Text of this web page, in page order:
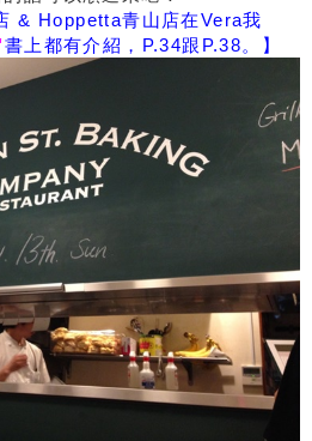
& Hoppetta青山店在Vera我
書上都有介紹，P.34跟P.38。】